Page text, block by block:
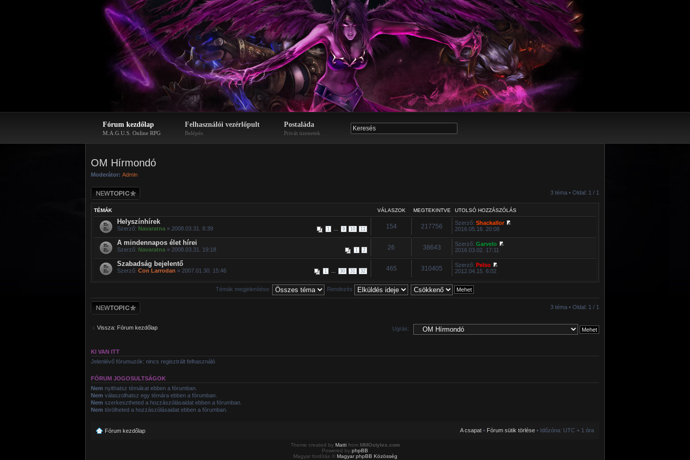
Fórum kezdőlap
M.A.G.U.S. Online RPG
Felhasználói vezérlőpult
Belépés
Postaláda
Privát üzenetek
OM Hírmondó
Moderátor: Admin
Új téma nyitása 3 téma • Oldal: 1 / 1
TÉMÁK VÁLASZOK MEGTEKINTVE UTOLSÓ HOZZÁSZÓLÁS
Helyszínhírek
1 9 10 11
Szerző: Navaratna » 2008.03.31. 8:39 154 217756 Szerző:Shackallor
2016.05.16. 20:08
A mindennapos élet hírei
1 2
Szerző: Navaratna » 2008.03.31. 19:18 26 38643 Szerző:Garvelo
2016.03.02. 17:11
Szabadság bejelentő
1 30 31 32
Szerző: Con Larrodan » 2007.01.30. 15:46 465 310405 Szerző:Pelso
2012.04.15. 6:02
Témák megjelenítése: Rendezés
Új téma nyitása 3 téma • Oldal: 1 / 1
Vissza: Fórum kezdőlap Ugrás:
KI VAN ITT
Jelenlévő fórumuzók: nincs regisztrált felhasználó
FÓRUM JOGOSULTSÁGOK
Nem nyithatsz témákat ebben a fórumban.
Nem válaszolhatsz egy témára ebben a fórumban.
Nem szerkesztheted a hozzászólásaidat ebben a fórumban.
Nem törölheted a hozzászólásaidat ebben a fórumban.
Fórum kezdőlap A csapat • Fórum sütik törlése • Időzóna: UTC + 1 óra
Theme created by Mattifrom MMOstyles.com
Powered by phpBB
Magyar fordítás © Magyar phpBB Közösség